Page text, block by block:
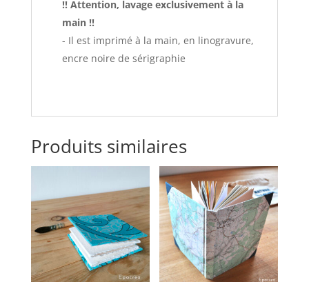
!! Attention, lavage exclusivement à la
main !!
- Il est imprimé à la main, en linogravure,
encre noire de sérigraphie
Produits similaires